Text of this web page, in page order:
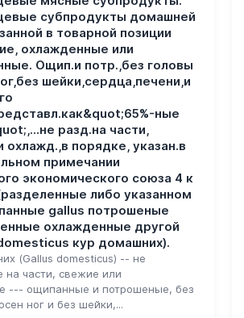
субпродукты домашней
в товарной позиции
охлажденные или
Ощип.и потр.,без головы
шейки,сердца,печени,и
ные
разд.на части,
охлажд.,в порядке, указан.в
примечании
экономического союза 4 к
либо указанном
gallus потрошеные
охлажденные другой
кур домашних).
(Gallus domesticus) -- не
на части, свежие или
--- ощипанные и потрошеные, без
ног и без шейки,...